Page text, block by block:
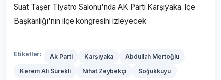
Suat Taşer Tiyatro Salonu'nda AK Parti Karşıyaka İlçe
Başkanlığı'nın ilçe kongresini izleyecek.
Etiketler: Ak Parti Karşıyaka
Abdullah Mertoğlu
Kerem Ali Sürekli
Nihat Zeybekçi Soğukkuyu